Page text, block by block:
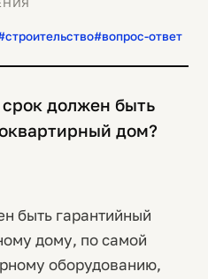
#вопрос-ответ
должен быть
дом?
быть гарантийный
дому, по самой
оборудованию,